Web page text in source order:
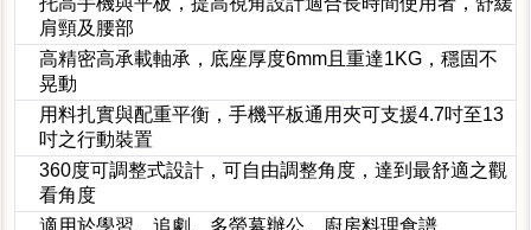
肩頸及腰部
高精密高承載軸承，底座厚度6mm且重達1KG，穩固不
晃動
用料扎實與配重平衡，手機平板通用夾可支援4.7吋至13
吋之行動裝置
360度可調整式設計，可自由調整角度，達到最舒適之觀
看角度
適用於學習、追劇、多螢幕辦公、廚房料理食譜